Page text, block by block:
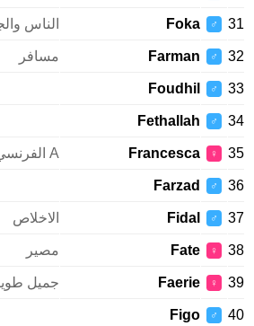
♂
Foka الناس والجنود
♂
Farman مسافر
♂
Foudhil
♂
Fethallah
♀
Francesca
♂
Farzad
♂
Fidal الاخلاص
♀
Fate مصير
♀
Faerie جميل طويل
♂
Figo